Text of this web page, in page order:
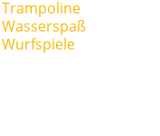
Trampoline
Wasserspaß
Wurfspiele